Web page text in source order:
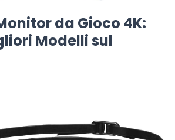
da Gioco 4K:
Modelli sul